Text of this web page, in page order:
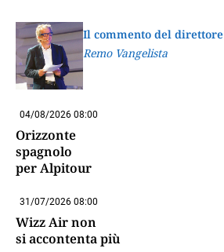
Il commento del direttore
Remo Vangelista
04/08/2026 08:00
Orizzonte
spagnolo
per Alpitour
31/07/2026 08:00
Wizz Air non
si accontenta più